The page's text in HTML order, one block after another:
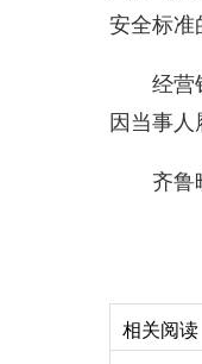
安全标准
经营
因当事人
齐鲁
相关阅读